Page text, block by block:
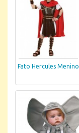
Fato Hercules Menino